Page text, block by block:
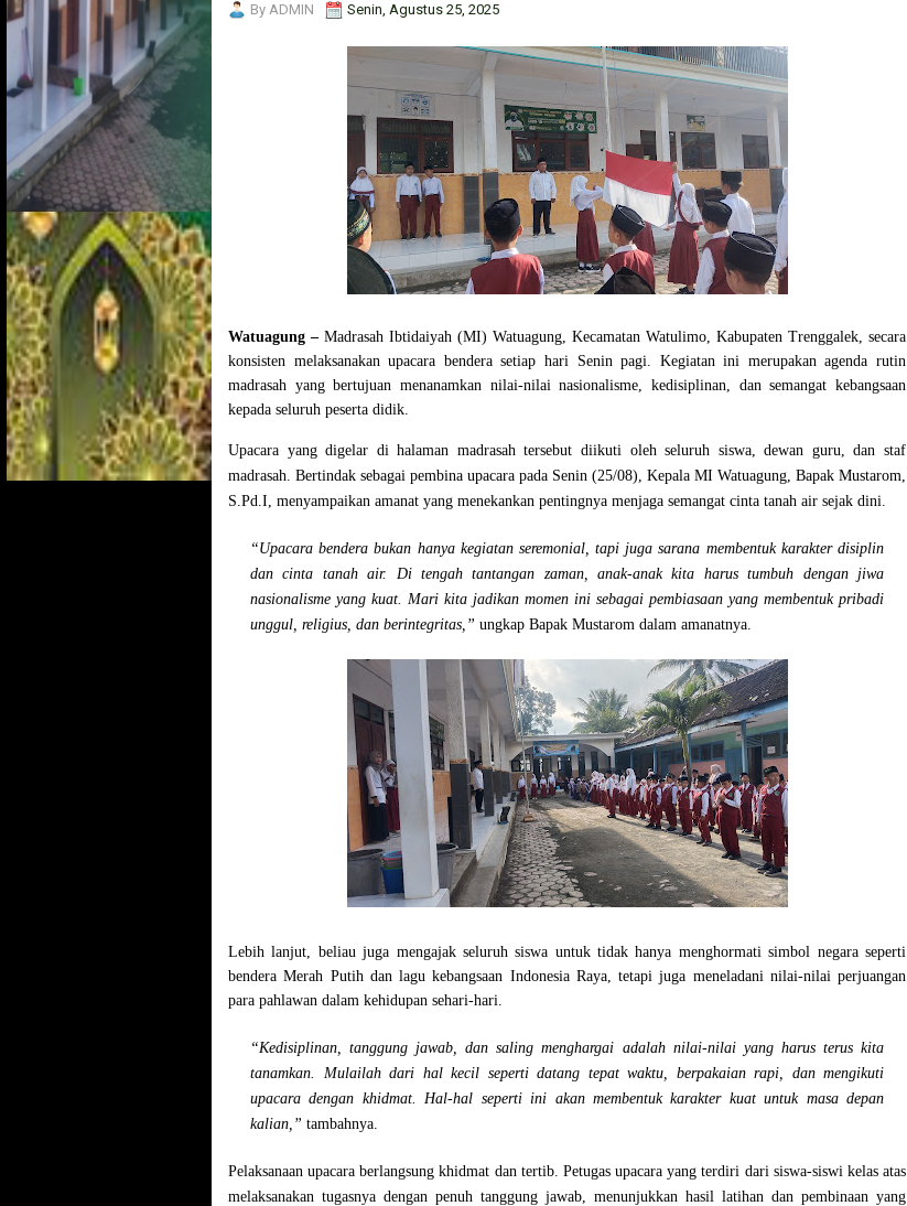
By ADMIN Senin, Agustus 25, 2025
Watuagung – Madrasah Ibtidaiyah (MI) Watuagung, Kecamatan Watulimo, Kabupaten Trenggalek, secara
konsisten melaksanakan upacara bendera setiap hari Senin pagi. Kegiatan ini merupakan agenda rutin
madrasah yang bertujuan menanamkan nilai-nilai nasionalisme, kedisiplinan, dan semangat kebangsaan
kepada seluruh peserta didik.
Upacara yang digelar di halaman madrasah tersebut diikuti oleh seluruh siswa, dewan guru, dan staf
madrasah. Bertindak sebagai pembina upacara pada Senin (25/08), Kepala MI Watuagung, Bapak Mustarom,
S.Pd.I, menyampaikan amanat yang menekankan pentingnya menjaga semangat cinta tanah air sejak dini.
“Upacara bendera bukan hanya kegiatan seremonial, tapi juga sarana membentuk karakter disiplin
dan cinta tanah air. Di tengah tantangan zaman, anak-anak kita harus tumbuh dengan jiwa
nasionalisme yang kuat. Mari kita jadikan momen ini sebagai pembiasaan yang membentuk pribadi
unggul, religius, dan berintegritas,” ungkap Bapak Mustarom dalam amanatnya.
Lebih lanjut, beliau juga mengajak seluruh siswa untuk tidak hanya menghormati simbol negara seperti
bendera Merah Putih dan lagu kebangsaan Indonesia Raya, tetapi juga meneladani nilai-nilai perjuangan
para pahlawan dalam kehidupan sehari-hari.
“Kedisiplinan, tanggung jawab, dan saling menghargai adalah nilai-nilai yang harus terus kita
tanamkan. Mulailah dari hal kecil seperti datang tepat waktu, berpakaian rapi, dan mengikuti
upacara dengan khidmat. Hal-hal seperti ini akan membentuk karakter kuat untuk masa depan
kalian,” tambahnya.
Pelaksanaan upacara berlangsung khidmat dan tertib. Petugas upacara yang terdiri dari siswa-siswi kelas atas
melaksanakan tugasnya dengan penuh tanggung jawab, menunjukkan hasil latihan dan pembinaan yang